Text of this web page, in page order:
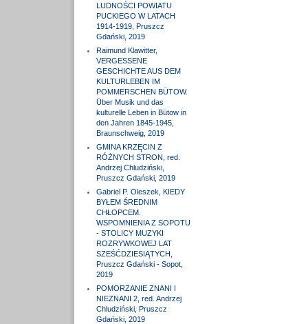
LUDNOŚCI POWIATU
PUCKIEGO W LATACH
1914-1919, Pruszcz
Gdański, 2019
Raimund Klawitter,
VERGESSENE
GESCHICHTE AUS DEM
KULTURLEBEN IM
POMMERSCHEN BÜTOW.
Über Musik und das
kulturelle Leben in Bütow in
den Jahren 1845-1945,
Braunschweig, 2019
GMINA KRZĘCIN Z
RÓŻNYCH STRON, red.
Andrzej Chludziński,
Pruszcz Gdański, 2019
Gabriel P. Oleszek, KIEDY
BYŁEM ŚREDNIM
CHŁOPCEM.
WSPOMNIENIA Z SOPOTU
- STOLICY MUZYKI
ROZRYWKOWEJ LAT
SZEŚĆDZIESIĄTYCH,
Pruszcz Gdański - Sopot,
2019
POMORZANIE ZNANI I
NIEZNANI 2, red. Andrzej
Chludziński, Pruszcz
Gdański, 2019